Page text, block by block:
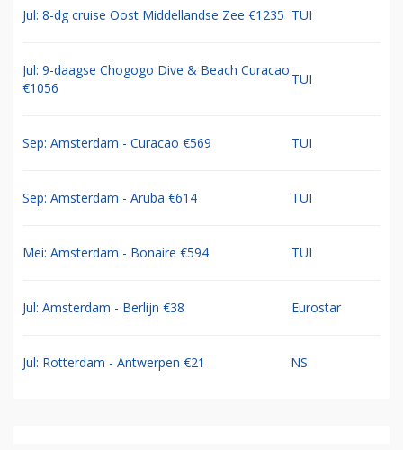
Jul: 8-dg cruise Oost Middellandse Zee €1235 TUI
Jul: 9-daagse Chogogo Dive & Beach Curacao
€1056
TUI
Sep: Amsterdam - Curacao €569 TUI
Sep: Amsterdam - Aruba €614 TUI
Mei: Amsterdam - Bonaire €594 TUI
Jul: Amsterdam - Berlijn €38 Eurostar
Jul: Rotterdam - Antwerpen €21 NS